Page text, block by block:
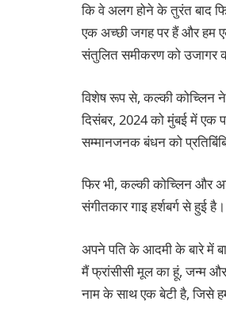
कि वे अलग होने के तुरंत बाद
एक अच्छी जगह पर हैं और हम
संतुलित समीकरण को उजागर
विशेष रूप से, कल्की कोच्लिन ने
दिसंबर, 2024 को मुंबई में एक
सम्मानजनक बंधन को
फिर भी, कल्की कोच्लिन और
संगीतकार गाइ हर्शबर्ग से हुई
अपने पति के आदमी के बारे में
मैं फ्रांसीसी मूल का हूं, जन्म और
नाम के साथ एक बेटी है, जिसे